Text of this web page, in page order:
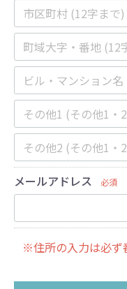
メールアドレス 必須
※住所の入力は必ず